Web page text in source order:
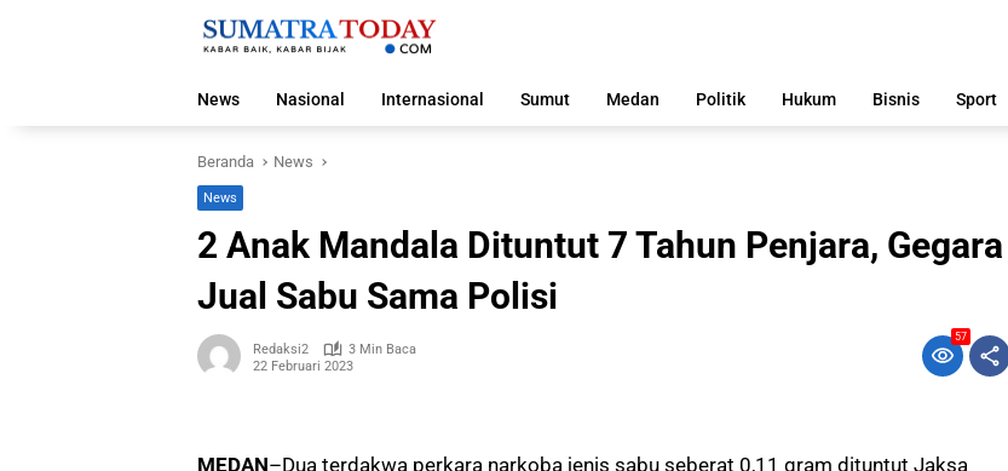
News
Nasional Internasional Sumut Medan Politik Hukum Bisnis Sport
Beranda News
News
2 Anak Mandala Dituntut 7 Tahun Penjara, Gegara
Jual Sabu Sama Polisi
Redaksi2
3 Min Baca
22 Februari 2023
57
MEDAN–Dua terdakwa perkara narkoba jenis sabu seberat 0,11 gram dituntut Jaksa